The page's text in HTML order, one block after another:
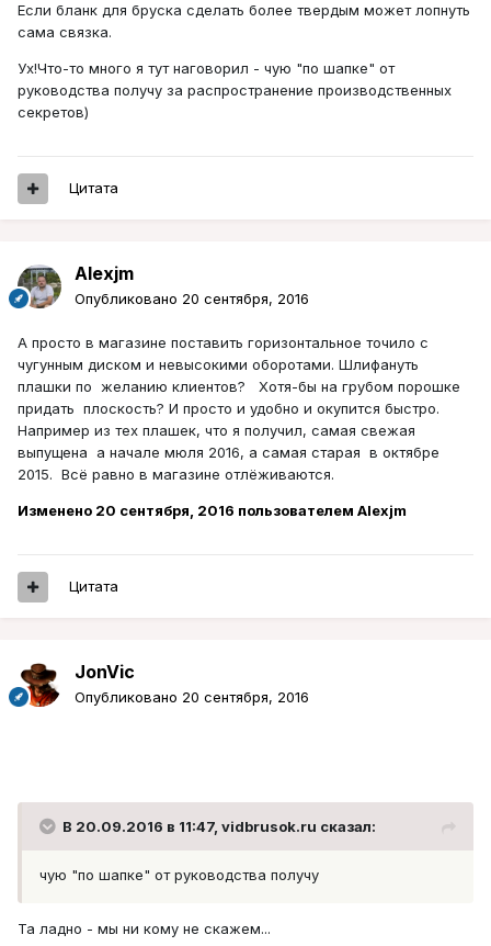
Если бланк для бруска сделать более твердым может лопнуть
сама связка.
Ух!Что-то много я тут наговорил - чую "по шапке" от
руководства получу за распространение производственных
секретов)
Цитата
Alexjm
Опубликовано 20 сентября, 2016
А просто в магазине поставить горизонтальное точило с
чугунным диском и невысокими оборотами. Шлифануть
плашки по желанию клиентов? Хотя-бы на грубом порошке
придать плоскость? И просто и удобно и окупится быстро.
Например из тех плашек, что я получил, самая свежая
выпущена а начале мюля 2016, а самая старая в октябре
2015. Всё равно в магазине отлёживаются.
Изменено 20 сентября, 2016 пользователем Alexjm
Цитата
JonVic
Опубликовано 20 сентября, 2016
В 20.09.2016 в 11:47, vidbrusok.ru сказал:
чую "по шапке" от руководства получу
Та ладно - мы ни кому не скажем...